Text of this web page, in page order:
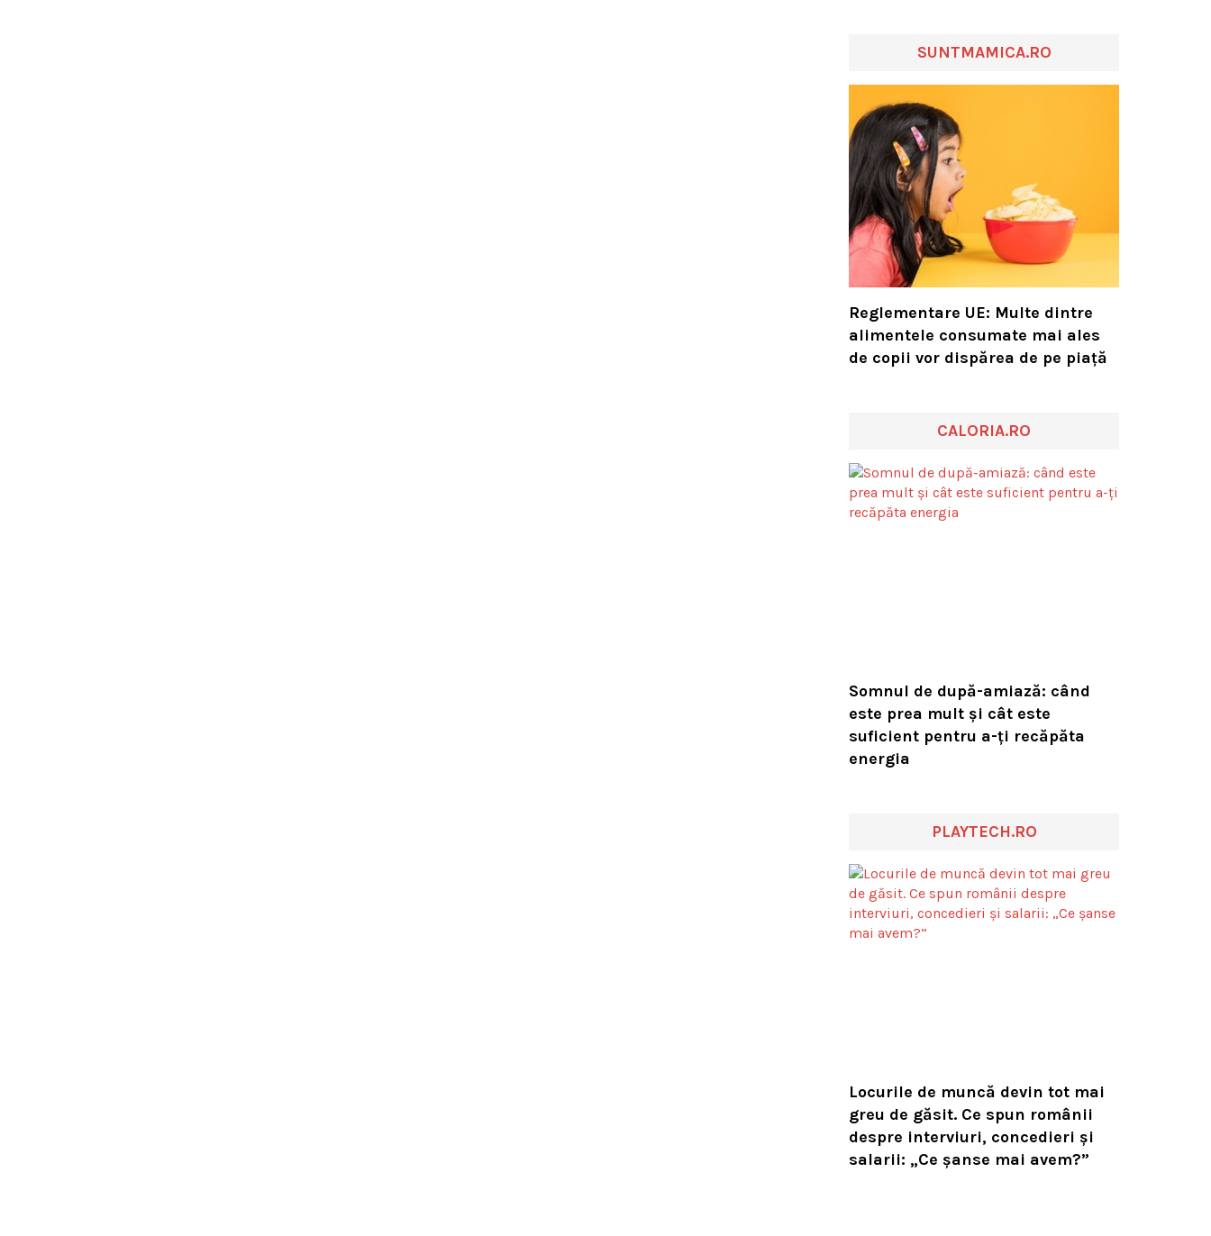
SUNTMAMICA.RO
Reglementare UE: Multe dintre
alimentele consumate mai ales
de copii vor dispărea de pe piață
CALORIA.RO
Somnul de după-amiază: când
este prea mult și cât este
suficient pentru a-ți recăpăta
energia
PLAYTECH.RO
Locurile de muncă devin tot mai
greu de găsit. Ce spun românii
despre interviuri, concedieri și
salarii: „Ce șanse mai avem?”